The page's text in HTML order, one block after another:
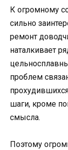
К огромному
сильно
ремонт
наталкивает
проблем
шаги, кроме
смысла.
Поэтому